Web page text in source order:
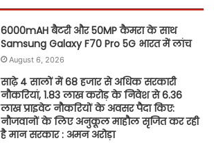
6000mAH बैटरी और 50MP कैमरा के साथ
Samsung Galaxy F70 Pro 5G भारत में लांच
August 6, 2026
साढ़े 4 सालों में 68 हजार से अधिक सरकारी
नौकरियां, 1.83 लाख करोड़ के निवेश से 6.36
लाख प्राइवेट नौकरियों के अवसर पैदा किए:
नौजवानों के लिए अनुकूल माहौल सृजित कर रही
है मान सरकार : अमन अरोड़ा